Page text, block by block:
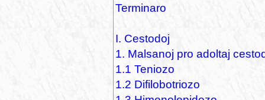
Terminaro
I. Cestodoj
1. Malsanoj pro adoltaj
1.1 Teniozo
1.2 Difilobotriozo